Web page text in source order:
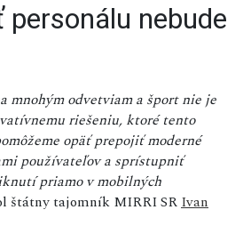
nebude
mnohým odvetviam a šport nie je
riešeniu, ktoré tento
opäť prepojiť moderné
používateľov a sprístupniť
priamo v mobilných
štátny tajomník MIRRI SR Ivan